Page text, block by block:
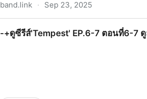
band.link · Sep 23, 2025
-+ดูซีรีส์'Tempest' EP.6-7 ตอนที่6-7 ดู